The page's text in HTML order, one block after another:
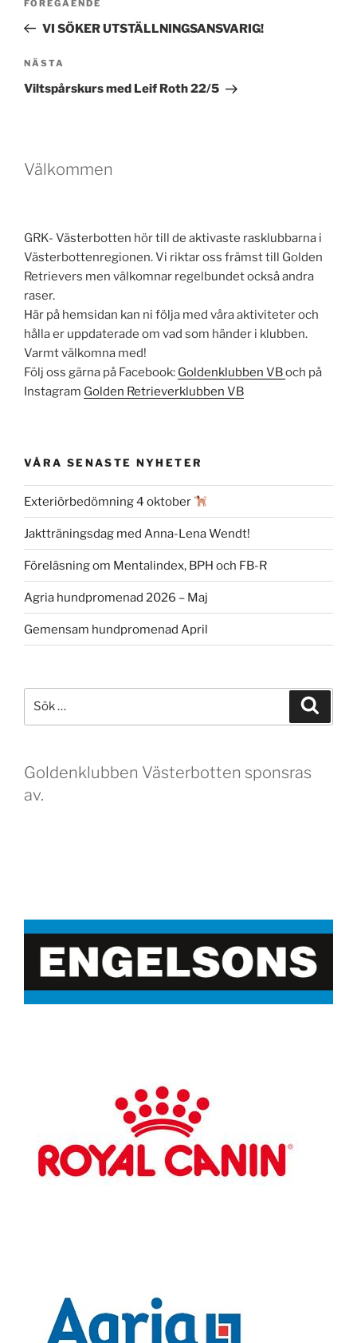
Föregående
inlägg
FÖREGÅENDE
VI SÖKER UTSTÄLLNINGSANSVARIG!
Nästa
inlägg
NÄSTA
Viltspårskurs med Leif Roth 22/5
Välkommen
GRK- Västerbotten hör till de aktivaste rasklubbarna i
Västerbottenregionen. Vi riktar oss främst till Golden
Retrievers men välkomnar regelbundet också andra
raser.
Här på hemsidan kan ni följa med våra aktiviteter och
hålla er uppdaterade om vad som händer i klubben.
Varmt välkomna med!
Följ oss gärna på Facebook: Goldenklubben VBoch på
Instagram Golden Retrieverklubben VB
VÅRA SENASTE NYHETER
Exteriörbedömning 4 oktober
Jaktträningsdag med Anna-Lena Wendt!
Föreläsning om Mentalindex, BPH och FB-R
Agria hundpromenad 2026 – Maj
Gemensam hundpromenad April
efter:
Goldenklubben Västerbotten sponsras
av.